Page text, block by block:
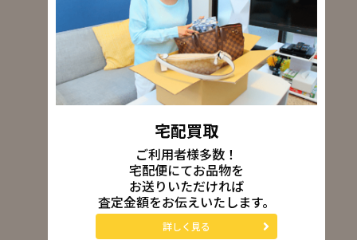
宅配買取
ご利用者様多数！
宅配便にてお品物を
お送りいただければ
査定金額をお伝えいたします。
詳しく見る